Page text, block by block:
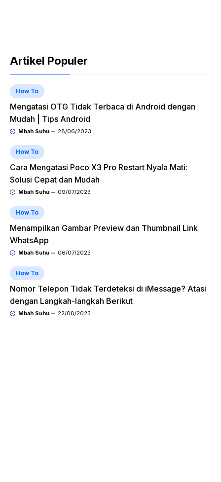
Artikel Populer
How To
Mengatasi OTG Tidak Terbaca di Android dengan
Mudah | Tips Android
Mbah Suhu 28/06/2023
How To
Cara Mengatasi Poco X3 Pro Restart Nyala Mati:
Solusi Cepat dan Mudah
Mbah Suhu 09/07/2023
How To
Menampilkan Gambar Preview dan Thumbnail Link
WhatsApp
Mbah Suhu 06/07/2023
How To
Nomor Telepon Tidak Terdeteksi di iMessage? Atasi
dengan Langkah-langkah Berikut
Mbah Suhu 22/08/2023